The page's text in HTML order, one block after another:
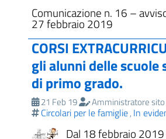
Comunicazione n. 16 –
27 febbraio 2019
CORSI
gli alunni delle scuole
di primo grado.
21 Feb 19 Amministratore sito
Circolari per le famiglie, In
Dal 18 febbraio